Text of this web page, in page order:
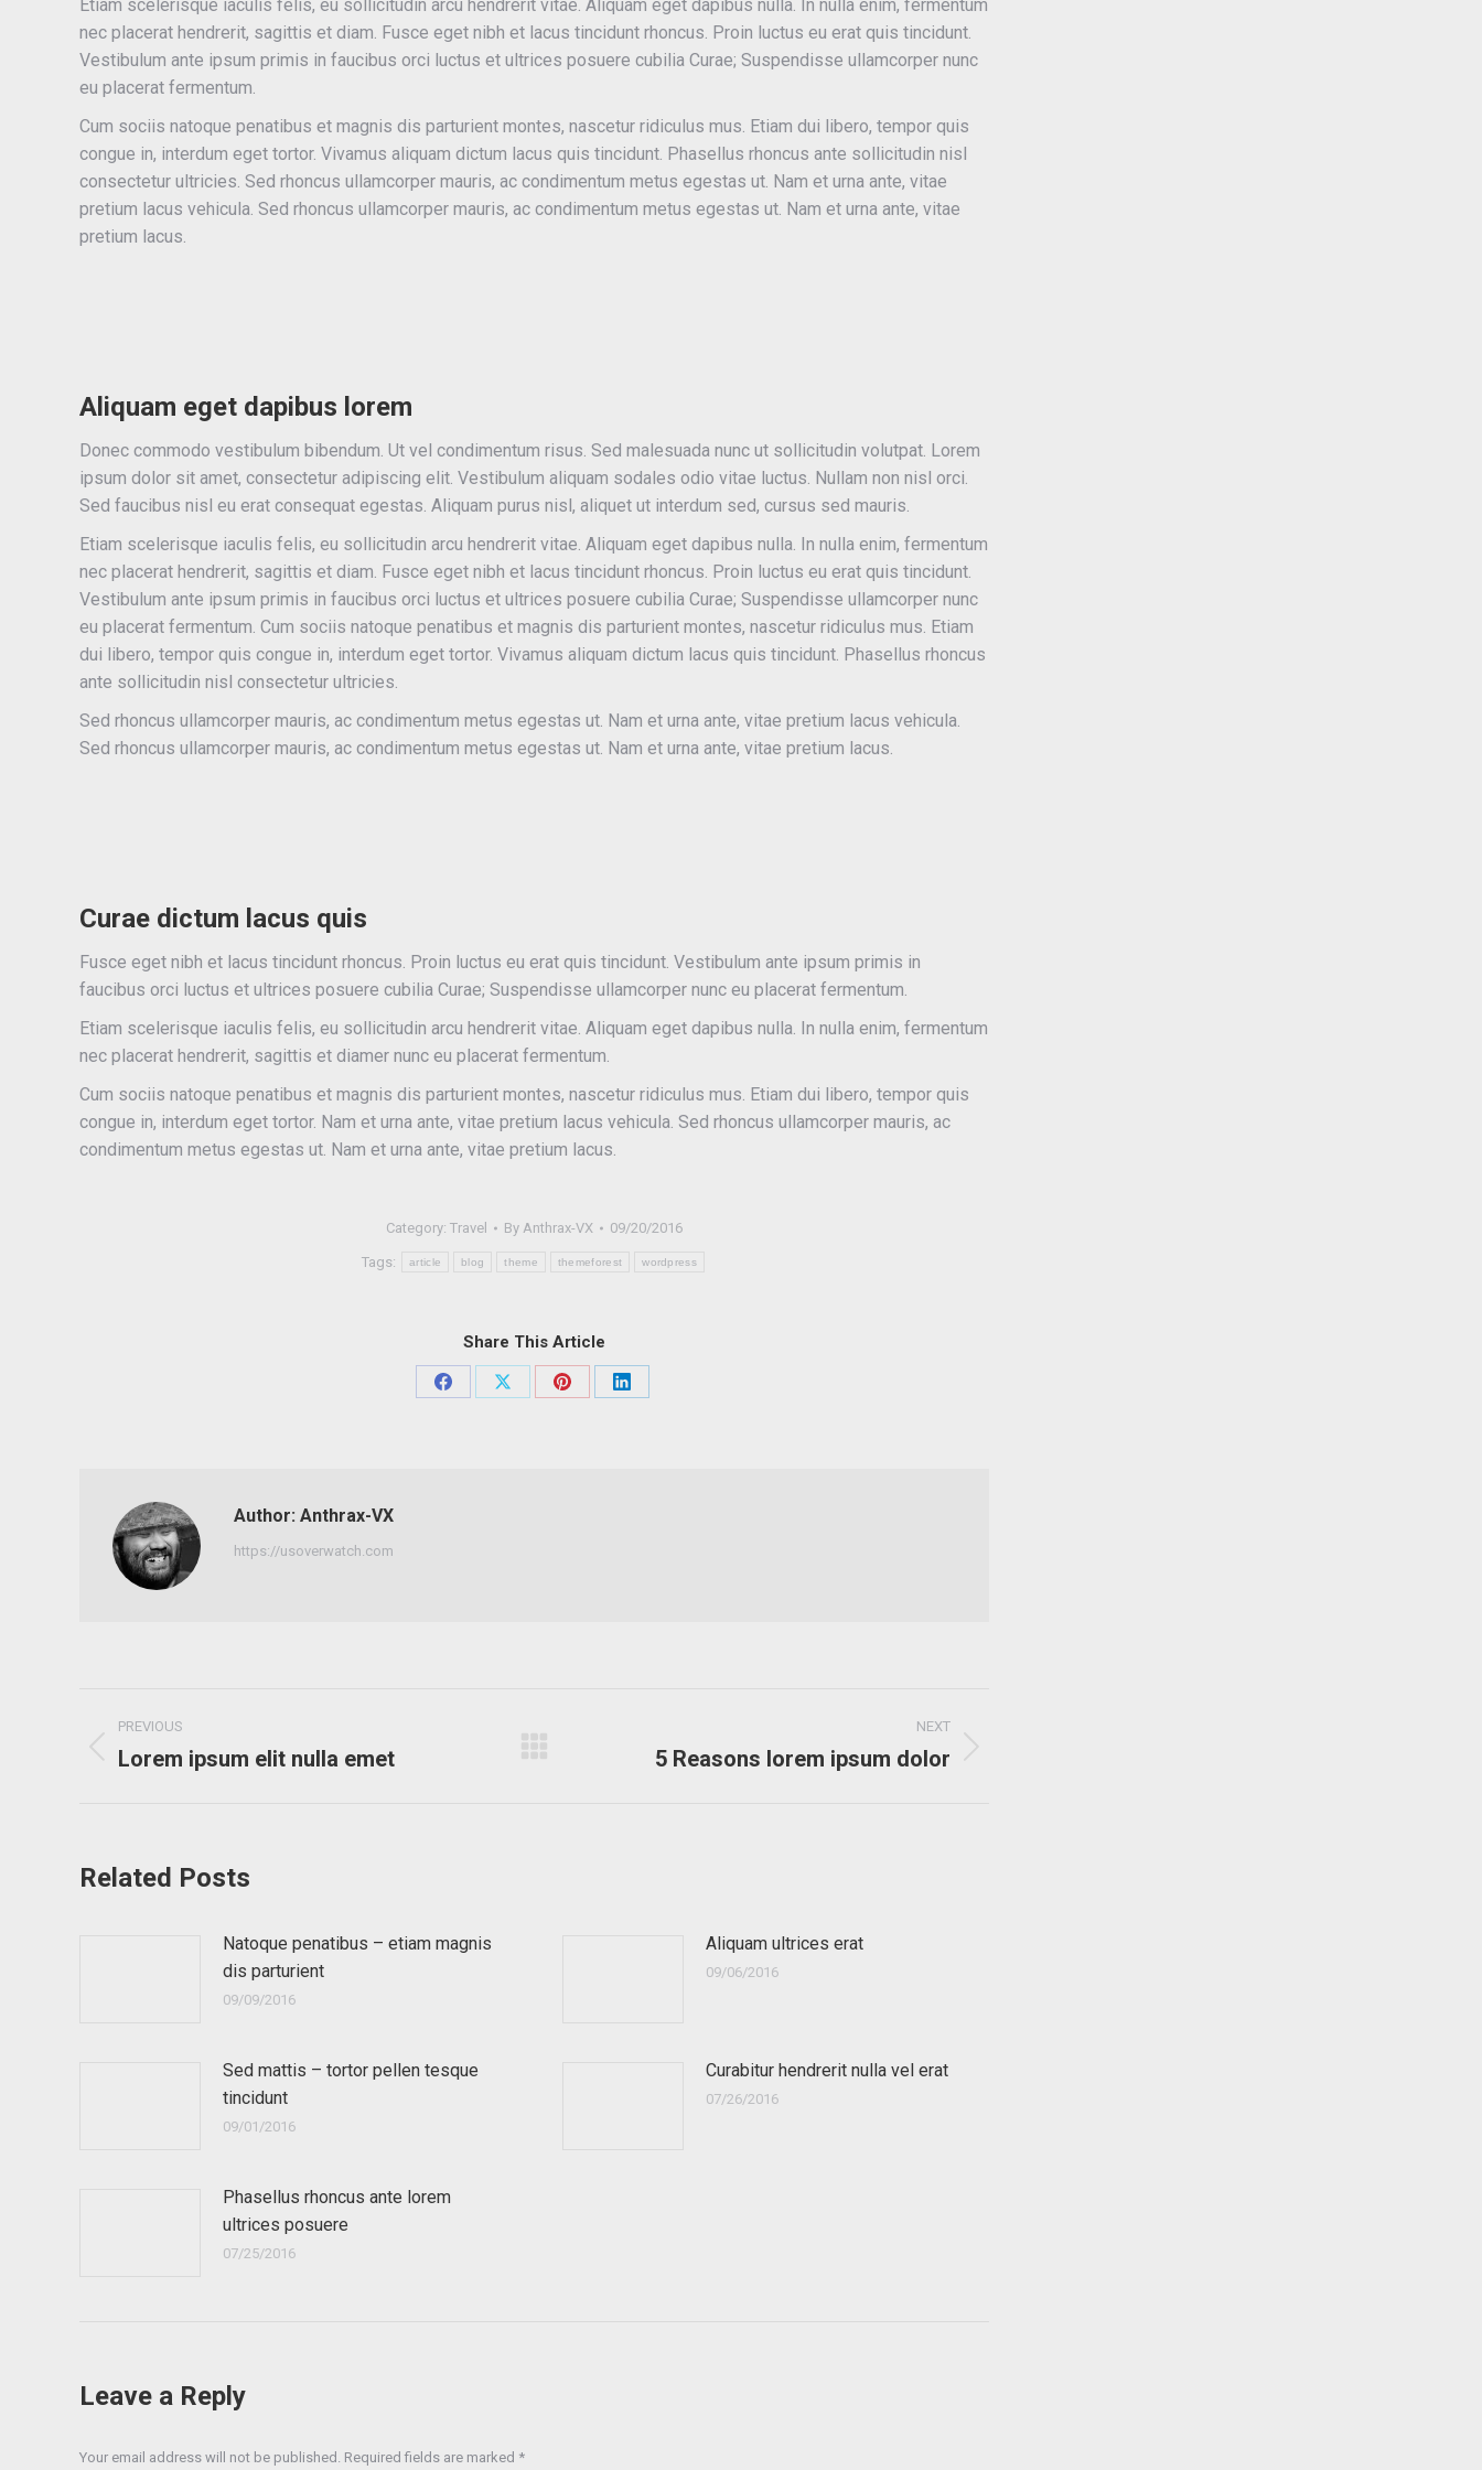
Etiam scelerisque iaculis felis, eu sollicitudin arcu hendrerit vitae. Aliquam eget dapibus nulla. In nulla enim, fermentum
nec placerat hendrerit, sagittis et diam. Fusce eget nibh et lacus tincidunt rhoncus. Proin luctus eu erat quis tincidunt.
Vestibulum ante ipsum primis in faucibus orci luctus et ultrices posuere cubilia Curae; Suspendisse ullamcorper nunc
eu placerat fermentum.
Cum sociis natoque penatibus et magnis dis parturient montes, nascetur ridiculus mus. Etiam dui libero, tempor quis
congue in, interdum eget tortor. Vivamus aliquam dictum lacus quis tincidunt. Phasellus rhoncus ante sollicitudin nisl
consectetur ultricies. Sed rhoncus ullamcorper mauris, ac condimentum metus egestas ut. Nam et urna ante, vitae
pretium lacus vehicula. Sed rhoncus ullamcorper mauris, ac condimentum metus egestas ut. Nam et urna ante, vitae
pretium lacus.
Aliquam eget dapibus lorem
Donec commodo vestibulum bibendum. Ut vel condimentum risus. Sed malesuada nunc ut sollicitudin volutpat. Lorem
ipsum dolor sit amet, consectetur adipiscing elit. Vestibulum aliquam sodales odio vitae luctus. Nullam non nisl orci.
Sed faucibus nisl eu erat consequat egestas. Aliquam purus nisl, aliquet ut interdum sed, cursus sed mauris.
Etiam scelerisque iaculis felis, eu sollicitudin arcu hendrerit vitae. Aliquam eget dapibus nulla. In nulla enim, fermentum
nec placerat hendrerit, sagittis et diam. Fusce eget nibh et lacus tincidunt rhoncus. Proin luctus eu erat quis tincidunt.
Vestibulum ante ipsum primis in faucibus orci luctus et ultrices posuere cubilia Curae; Suspendisse ullamcorper nunc
eu placerat fermentum. Cum sociis natoque penatibus et magnis dis parturient montes, nascetur ridiculus mus. Etiam
dui libero, tempor quis congue in, interdum eget tortor. Vivamus aliquam dictum lacus quis tincidunt. Phasellus rhoncus
ante sollicitudin nisl consectetur ultricies.
Sed rhoncus ullamcorper mauris, ac condimentum metus egestas ut. Nam et urna ante, vitae pretium lacus vehicula.
Sed rhoncus ullamcorper mauris, ac condimentum metus egestas ut. Nam et urna ante, vitae pretium lacus.
Curae dictum lacus quis
Fusce eget nibh et lacus tincidunt rhoncus. Proin luctus eu erat quis tincidunt. Vestibulum ante ipsum primis in
faucibus orci luctus et ultrices posuere cubilia Curae; Suspendisse ullamcorper nunc eu placerat fermentum.
Etiam scelerisque iaculis felis, eu sollicitudin arcu hendrerit vitae. Aliquam eget dapibus nulla. In nulla enim, fermentum
nec placerat hendrerit, sagittis et diamer nunc eu placerat fermentum.
Cum sociis natoque penatibus et magnis dis parturient montes, nascetur ridiculus mus. Etiam dui libero, tempor quis
congue in, interdum eget tortor. Nam et urna ante, vitae pretium lacus vehicula. Sed rhoncus ullamcorper mauris, ac
condimentum metus egestas ut. Nam et urna ante, vitae pretium lacus.
Category: Travel By Anthrax-VX 09/20/2016
Tags: article blog theme themeforest wordpress
Share This Article
Share
Share
Share
Share
Author: Anthrax-VX
https://usoverwatch.com
Post
navigation
PREVIOUS
Previous
Lorem ipsum elit nulla emet
NEXT
5 Reasons lorem ipsum dolor
Related Posts
Natoque penatibus – etiam magnis
dis parturient
09/09/2016
Aliquam ultrices erat
09/06/2016
Sed mattis – tortor pellen tesque
tincidunt
09/01/2016
Curabitur hendrerit nulla vel erat
07/26/2016
Phasellus rhoncus ante lorem
ultrices posuere
07/25/2016
Leave a Reply
Your email address will not be published. Required fields are marked *